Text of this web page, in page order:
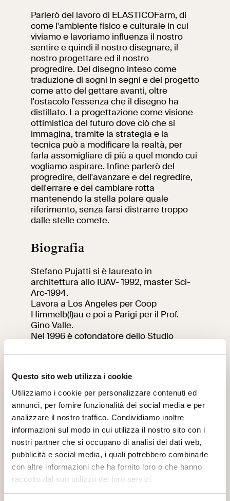
Questo sito web utilizza i cookie
Utilizziamo i cookie per personalizzare contenuti ed
annunci, per fornire funzionalità dei social media e per
analizzare il nostro traffico. Condividiamo inoltre
informazioni sul modo in cui utilizza il nostro sito con i
nostri partner che si occupano di analisi dei dati web,
pubblicità e social media, i quali potrebbero combinarle
con altre informazioni che ha fornito loro o che hanno
raccolto dal suo utilizzo dei loro servizi.
del VIVE
Parlerò del lavoro di ELASTICOFarm, di
come l'ambiente fisico e culturale in cui
viviamo e lavoriamo influenza il nostro
sentire e quindi il nostro disegnare, il
nostro progettare ed il nostro
progredire. Del disegno inteso come
traduzione di sogni in segni e del progetto
come atto del gettare avanti, oltre
l'ostacolo l'essenza che il disegno ha
distillato. La progettazione come visione
ottimistica del futuro dove ciò che si
immagina, tramite la strategia e la
tecnica può a modificare la realtà, per
farla assomigliare di più a quel mondo cui
vogliamo aspirare. Infine parlerò del
progredire, dell'avanzare e del regredire,
dell'errare e del cambiare rotta
mantenendo la stella polare quale
riferimento, senza farsi distrarre troppo
dalle stelle comete.
Biografia
Stefano Pujatti si è laureato in
architettura allo IUAV- 1992, master Sci-
Arc-1994.
Lavora a Los Angeles per Coop
Himmelb(l)au e poi a Parigi per il Prof.
Gino Valle.
Nel 1996 è cofondatore dello Studio
che oggi è ELASTICOFarm, uno studio ed
coinvolgere ed integrare arte, design e
scienza all'interno del progetto
architettonico.
Informazioni e Prenotazioni
Ingresso gratuito sino ad esaurimento
posti.
Prenotazione al
link:https://www.eventbrite.com/e/biglietti-
al-centro-di-roma-i-dont-know-